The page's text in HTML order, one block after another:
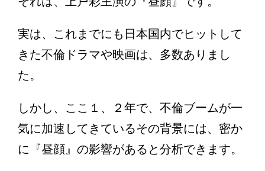
実は、これまでにも日本国内でヒットして
きた不倫ドラマや映画は、多数ありまし
た。
しかし、ここ１、２年で、不倫ブームが一
気に加速してきているその背景には、密か
に『昼顔』の影響があると分析できます。